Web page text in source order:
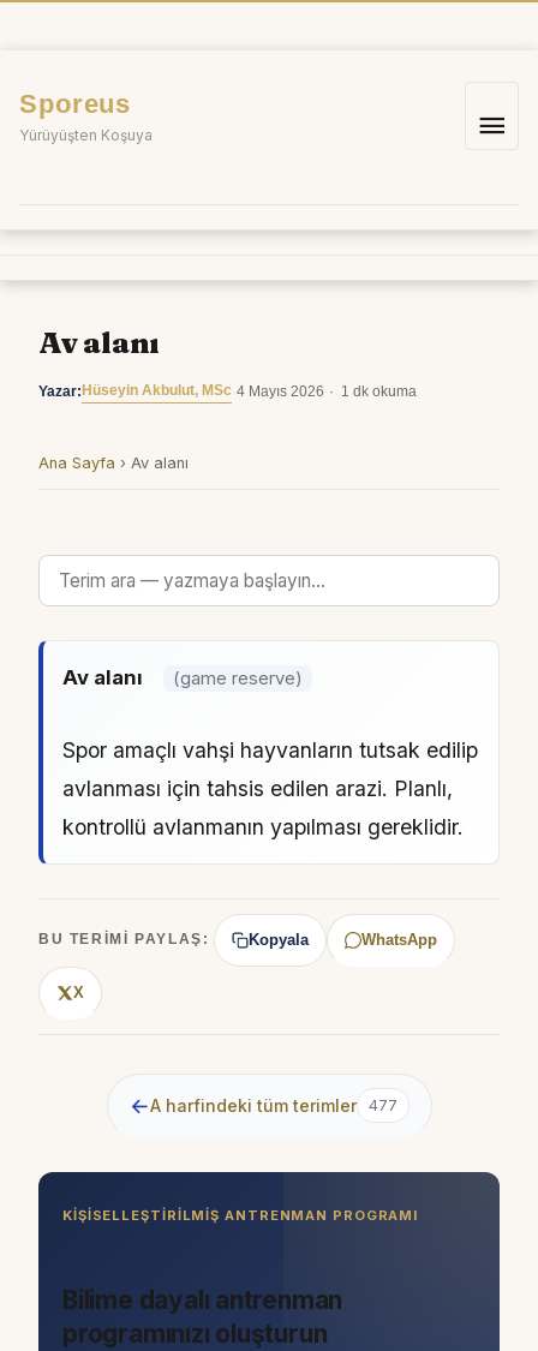
Sporeus
Yürüyüşten Koşuya
Ana
Av alanı
Yazar: Hüseyin Akbulut, MSc 4 Mayıs 2026 1 dk okuma
Ana Sayfa › Av alanı
Av alanı (game reserve)
Spor amaçlı vahşi hayvanların tutsak edilip
avlanması için tahsis edilen arazi. Planlı,
kontrollü avlanmanın yapılması gereklidir.
BU TERIMI PAYLAŞ: Kopyala WhatsApp
X
←A harfindeki tüm terimler 477
KIŞISELLEŞTIRILMIŞ ANTRENMAN PROGRAMI
Bilime dayalı antrenman
programınızı oluşturun